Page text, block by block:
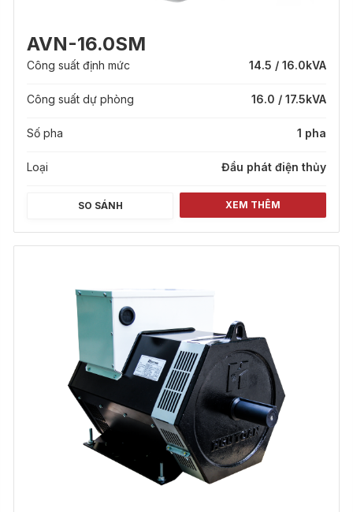
AVN-16.0SM
Công suất định mức 14.5 / 16.0kVA
Công suất dự phòng 16.0 / 17.5kVA
Số pha 1 pha
Loại Đầu phát điện thủy
SO SÁNH XEM THÊM